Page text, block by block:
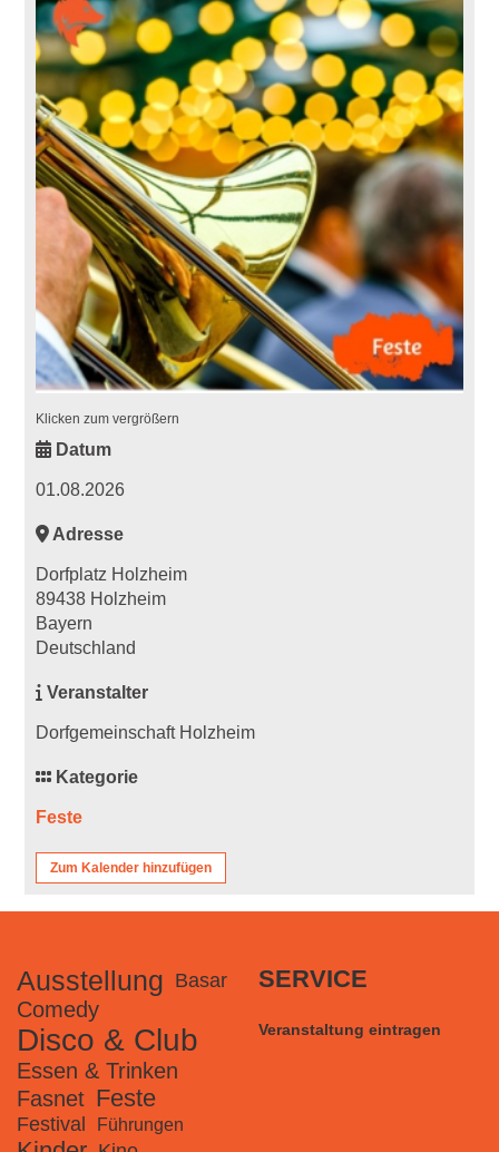
Klicken zum vergrößern
Datum
01.08.2026
Adresse
Dorfplatz Holzheim
89438 Holzheim
Bayern
Deutschland
Veranstalter
Dorfgemeinschaft Holzheim
Kategorie
Feste
Zum Kalender hinzufügen
Ausstellung Basar
Comedy
Disco & Club
Essen & Trinken
Fasnet Feste
Festival Führungen
SERVICE
Veranstaltung eintragen